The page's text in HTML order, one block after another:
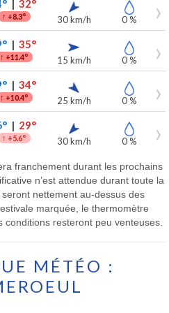
| 32°
↑ +8.3° 30 km/h 0 %
| 35°
↑ +11.4° 15 km/h 0 %
| 34°
↑ +10.4° 25 km/h 0 %
| 29°
↑ +5.6° 30 km/h 0 %
franchement durant les prochains
n’est attendue durant toute la
nettement au-dessus des
marquée, le thermomètre
conditions resteront peu venteuses.
MÉTÉO :